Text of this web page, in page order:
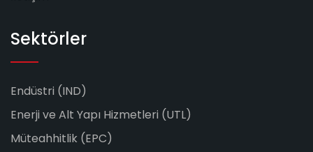
Sektörler
Endüstri (IND)
Enerji ve Alt Yapı Hizmetleri (UTL)
Müteahhitlik (EPC)